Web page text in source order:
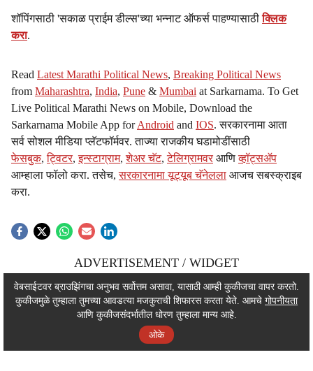
शॉपिंगसाठी 'सकाळ प्राईम डील्स'च्या भन्नाट ऑफर्स पाहण्यासाठीक्लिक
करा.
Read Latest Marathi Political News, Breaking Political News
from Maharashtra, India, Pune & Mumbai at Sarkarnama. To Get
Live Political Marathi News on Mobile, Download the
Sarkarnama Mobile App forAndroid and IOS. सरकारनामा आता
सर्व सोशल मीडिया प्लॅटफॉर्मवर. ताज्या राजकीय घडामोडींसाठी
फेसबुक,ट्विटर,इन्स्टाग्राम,शेअर चॅट,टेलिग्रामवर आणिव्हॉट्सॲप
आम्हाला फॉलो करा. तसेच,सरकारनामा यूट्यूब चॅनेलला आजच सबस्क्राइब
करा.
ADVERTISEMENT / WIDGET
ADVERTISEMENT / WIDGET
ADVERTISEMENT / WIDGET
वेबसाईटवर ब्राउझिंगचा अनुभव सर्वोत्तम असावा, यासाठी आम्ही कुकीजचा वापर करतो.
कुकीजमुळे तुम्हाला तुमच्या आवडत्या मजकुराची शिफारस करता येते. आमचे गोपनीयता
आणि कुकीजसंदर्भातील धोरण तुम्हाला मान्य आहे.
ओके